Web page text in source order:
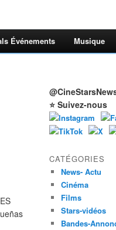
Événements Musique
⭐ Suivez-nous
CATÉGORIES
News- Actu
Cinéma
Films
Stars-vidéos
Bandes-